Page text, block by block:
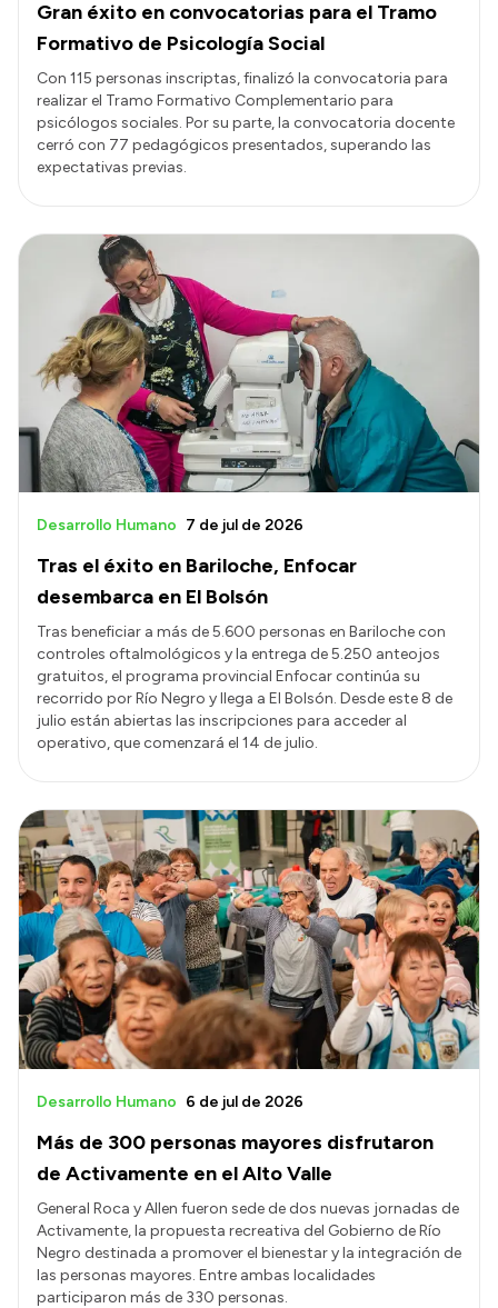
Consulta de pago a proveedores
Convocatorias
Intranet
Login
Gran éxito en convocatorias para el Tramo
Formativo de Psicología Social
Con 115 personas inscriptas, finalizó la convocatoria para
realizar el Tramo Formativo Complementario para
psicólogos sociales. Por su parte, la convocatoria docente
cerró con 77 pedagógicos presentados, superando las
expectativas previas.
Tras el éxito en Bariloche, Enfocar
desembarca en El Bolsón
Desarrollo Humano 7 de jul de 2026
Tras beneficiar a más de 5.600 personas en Bariloche con
controles oftalmológicos y la entrega de 5.250 anteojos
gratuitos, el programa provincial Enfocar continúa su
recorrido por Río Negro y llega a El Bolsón. Desde este 8 de
julio están abiertas las inscripciones para acceder al
operativo, que comenzará el 14 de julio.
Más de 300 personas mayores disfrutaron
de Activamente en el Alto Valle
Desarrollo Humano 6 de jul de 2026
General Roca y Allen fueron sede de dos nuevas jornadas de
Activamente, la propuesta recreativa del Gobierno de Río
Negro destinada a promover el bienestar y la integración de
las personas mayores. Entre ambas localidades
participaron más de 330 personas.